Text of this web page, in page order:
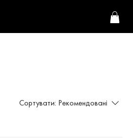
Сортувати: Рекомендовані